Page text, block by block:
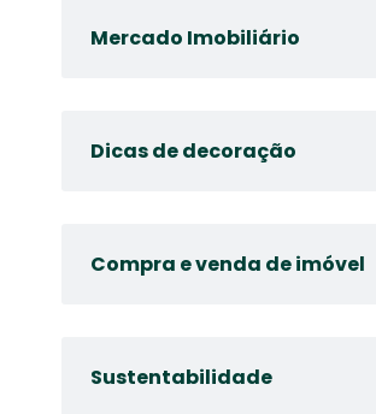
Mercado Imobiliário
Dicas de decoração
Compra e venda de imóvel
Sustentabilidade